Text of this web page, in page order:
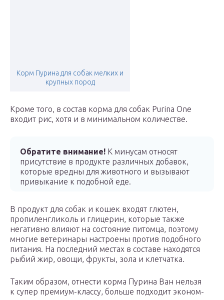
Корм Пурина для собак мелких и
крупных пород
Кроме того, в состав корма для собак Purina One
входит рис, хотя и в минимальном количестве.
Обратите внимание! К минусам относят
присутствие в продукте различных добавок,
которые вредны для животного и вызывают
привыкание к подобной еде.
В продукт для собак и кошек входят глютен,
пропиленгликоль и глицерин, которые также
негативно влияют на состояние питомца, поэтому
многие ветеринары настроены против подобного
питания. На последний местах в составе находятся
рыбий жир, овощи, фрукты, зола и клетчатка.
Таким образом, отнести корма Пурина Ван нельзя
к супер премиум-классу, больше подходит эконом-